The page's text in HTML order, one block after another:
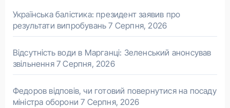
Українська балістика: президент заявив про
результати випробувань 7 Серпня, 2026
Відсутність води в Марганці: Зеленський анонсував
звільнення 7 Серпня, 2026
Федоров відповів, чи готовий повернутися на посаду
міністра оборони 7 Серпня, 2026